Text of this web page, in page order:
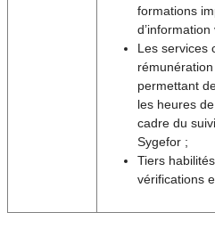
formations
Les services
permettant
les heures
cadre du
Sygefor ;
Tiers
vérifications